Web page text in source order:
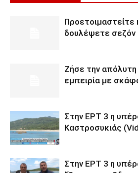
Προετοιμαστείτε
δουλέψετε σεζόν
Ζήσε την απόλυτη
εμπειρία με
Στην ΕΡΤ 3 η
Καστροσυκιάς
Στην ΕΡΤ 3 η